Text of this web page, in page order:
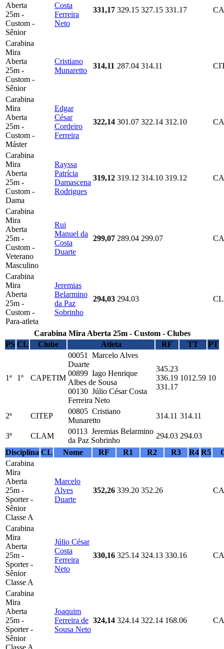
Aberta
25m -
Custom -
Sênior
Costa
Ferreira
Neto
331,17 329.15 327.15 331.17
Carabina
Mira
Aberta
25m -
Custom -
Sênior
Cristiano
Munaretto
314,11 287.04 314.11
Carabina
Mira
Aberta
25m -
Custom -
Máster
Edgar
César
Cordeiro
Ferreira
322,14 301.07 322.14 312.10
Carabina
Mira
Aberta
25m -
Custom -
Dama
Rayssa
Patrícia
Damascena
Rodrigues
319,12 319.12 314.10 319.12
Carabina
Mira
Aberta
25m -
Custom -
Veterano
Masculino
Rui
Manuel da
Costa
Duarte
299,07 289.04 299.07
Carabina
Mira
Aberta
25m -
Custom -
Para-atleta
Jeremias
Belarmino
da Paz
Sobrinho
294,03 294.03
Carabina Mira Aberta 25m - Custom - Clubes
PS CL Clube Atleta RF TT PT
1ª 1º CAPETIM
00051 Marcelo Alves
Duarte
00899 Iago Henrique
Albes de Sousa
00130 Júlio César Costa
Ferreira Neto
345.23
336.19
331.17
1012.59 10
2ª CITEP
00805 Cristiano
Munaretto
314.11 314.11
3ª CLAM
00113 Jeremias Belarmino
da Paz Sobrinho
294.03 294.03
Disciplina CL Nome RF R1 R2 R3 R4 R5
Carabina
Mira
Aberta
25m -
Sporter -
Sênior
Classe A
Marcelo
Alves
Duarte
352,26 339.20 352.26
Carabina
Mira
Aberta
25m -
Sporter -
Sênior
Classe A
Júlio César
Costa
Ferreira
Neto
330,16 325.14 324.13 330.16
Carabina
Mira
Aberta
25m -
Sporter -
Sênior
Classe A
Joaquim
Ferreira de
Sousa Neto
324,14 324.14 322.14 168.06